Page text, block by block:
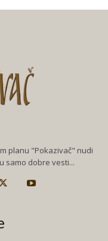
planu "Pokazivač" nudi
samo dobre vesti...